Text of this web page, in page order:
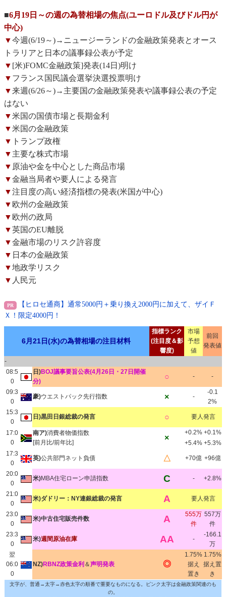
■6月19日～の週の為替相場の焦点(ユーロドル及びドル円が
中心)
▼今週(6/19～)→ニュージーランドの金融政策発表とオース
トラリアと日本の議事録公表が予定
▼ [米)FOMC金融政策]発表(14日)明け
▼ フランス国民議会選挙決選投票明け
▼来週(6/26～)→主要国の金融政策発表や議事録公表の予定
はない
▼米国の国債市場と長期金利
▼米国の金融政策
▼ トランプ政権
▼ 主要な株式市場
▼ 原油や金を中心とした商品市場
▼金融当局者や要人による発言
▼注目度の高い経済指標の発表(米国が中心)
▼ 欧州の金融政策
▼ 欧州の政局
▼英国のEU離脱
▼金融市場のリスク許容度
▼ 日本の金融政策
▼地政学リスク
▼ 人民元
【ヒロセ通商】通常5000円＋乗り換え2000円に加えて、ザイＦ
Ｘ！限定4000円！
6月21日(水)の為替相場の注目材料
指標ランク
(注目度＆影
響度)
市場
予想
値
前回
発表値
-
08:5
0
日)BOJ議事要旨公表(4月26日・27日開催
分)
○ - -
09:3
0
豪)ウエストパック先行指数 × -
-0.1
2%
15:3
0
日)黒田日銀総裁の発言 ○ 要人発言
17:0
0
南ア)消費者物価指数
[前月比/前年比]
×
+0.2% +0.1%
+5.4% +5.3%
17:3
0
英)公共部門ネット負債 △ +70億 +96億
20:0
0
米)MBA住宅ローン申請指数 C - +2.8%
21:0
0
米)ダドリー：NY連銀総裁の発言 A 要人発言
23:0
0
米)中古住宅販売件数 A
555万
件
557万
件
23:3
0
米)週間原油在庫 AA -
-166.1
万
翌
06:0
0
NZ)RBNZ政策金利 ＆声明発表 ◎
1.75%
据え
置き
1.75%
据え置
き
文字が、普通→太字→赤色太字の順番で重要なものになる。ピンク太字は金融政策関連のも
の。